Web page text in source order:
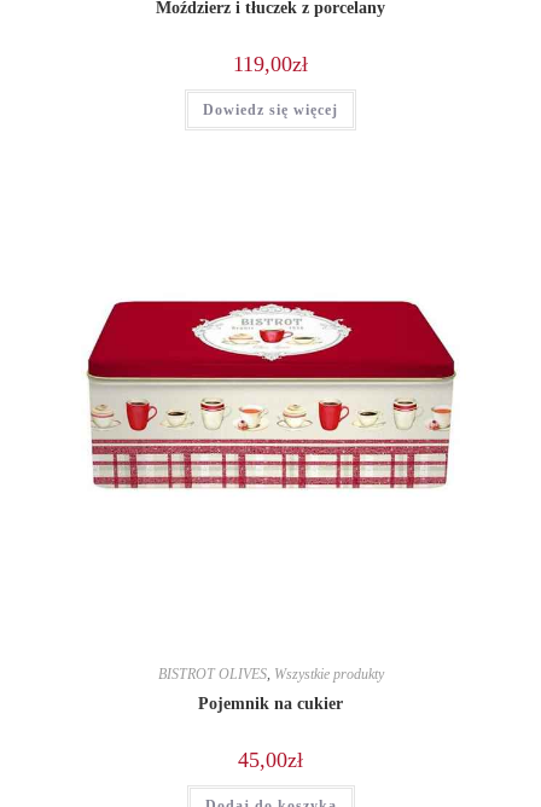
Moździerz i tłuczek z porcelany
119,00zł
Dowiedz się więcej
BISTROT OLIVES, Wszystkie produkty
Pojemnik na cukier
45,00zł